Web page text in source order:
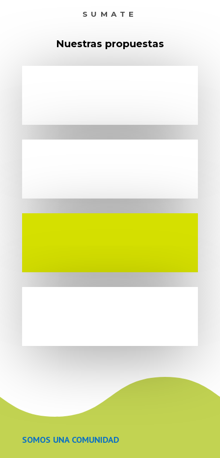
SUMATE
Nuestras propuestas
SOMOS UNA COMUNIDAD